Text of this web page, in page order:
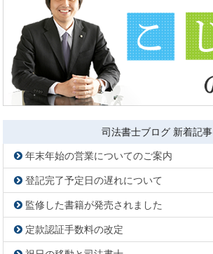
司法書士ブログ 新着記事
年末年始の営業についてのご案内
登記完了予定日の遅れについて
監修した書籍が発売されました
定款認証手数料の改定